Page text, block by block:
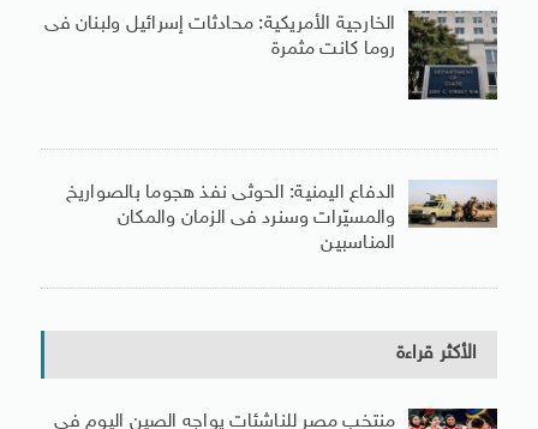
الخارجية الأمريكية: محادثات إسرائيل ولبنان فى
روما كانت مثمرة
الدفاع اليمنية: الحوثى نفذ هجوما بالصواريخ
والمسيّرات وسنرد فى الزمان والمكان
المناسبين
الأكثر قراءة
منتخب مصر للناشئات يواجه الصين اليوم فى